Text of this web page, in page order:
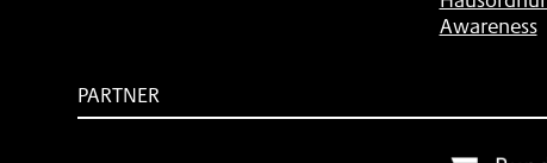
Awareness
PARTNER